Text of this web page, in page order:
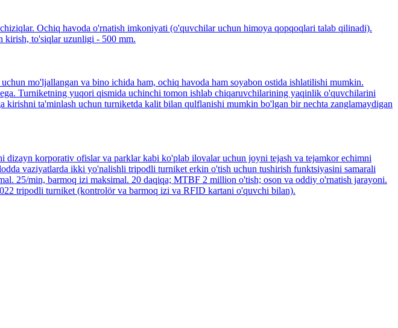
Ochiq havoda o'rnatish imkoniyati (o'quvchilar uchun himoya qopqoqlari talab qilinadi).
kirish, to'siqlar uzunligi - 500 mm.
mo'ljallangan va bino ichida ham, ochiq havoda ham soyabon ostida ishlatilishi mumkin.
Turniketning yuqori qismida uchinchi tomon ishlab chiqaruvchilarining yaqinlik o'quvchilarini
ta'minlash uchun turniketda kalit bilan qulflanishi mumkin bo'lgan bir nechta zanglamaydigan
korporativ ofislar va parklar kabi ko'plab ilovalar uchun joyni tejash va tejamkor echimni
vaziyatlarda ikki yo'nalishli tripodli turniket erkin o'tish uchun tushirish funktsiyasini samarali
25/min, barmoq izi maksimal. 20 daqiqa; MTBF 2 million o'tish; oson va oddiy o'rnatish jarayoni.
tripodli turniket (kontrolör va barmoq izi va RFID kartani o'quvchi bilan).